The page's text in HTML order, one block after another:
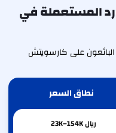
المستعملة في
البائعون على كارسويتش
نطاق السعر
ريال 23K–154K